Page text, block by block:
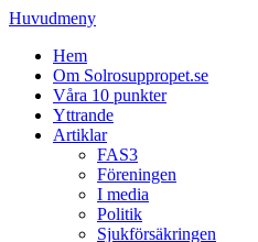
Huvudmeny
Hem
Om Solrosuppropet.se
Våra 10 punkter
Yttrande
Artiklar
FAS3
Föreningen
I media
Politik
Sjukförsäkringen